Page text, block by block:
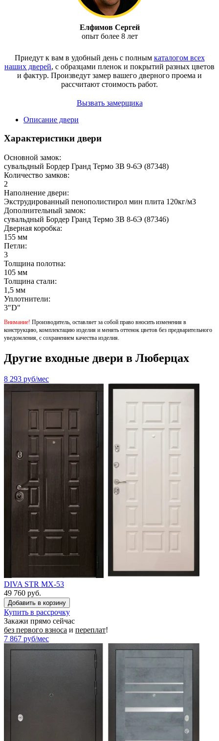
Елфимов Сергей
опыт более 8 лет
Приедут к вам в удобный день с полным каталогом всех
наших дверей, с образцами пленок и покрытий разных цветов
и фактур. Произведут замер вашего дверного проема и
рассчитают стоимость работ.
Вызвать замерщика
Описание двери
Характеристики двери
Основной замок:
сувальдный Бордер Гранд Термо ЗВ 9-6Э (87348)
Количество замков:
2
Наполнение двери:
Экструдированный пенополистирол мин плита 120кг/м3
Дополнительный замок:
сувальдный Бордер Гранд Термо ЗВ 8-6Э (87346)
Дверная коробка:
155 мм
Петли:
3
Толщина полотна:
105 мм
Толщина стали:
1,5 мм
Уплотнители:
3"D"
Внимание! Производитель, оставляет за собой право вносить изменения в
конструкцию, комплектацию изделия и менять оттенок цветов без предварительного
уведомления, с сохранением качества изделия.
Другие входные двери в Люберцах
8 293 руб/мес
DIVA STR МХ-53
49 760 руб.
Купить в рассрочку
Закажи прямо сейчас
без первого взноса и переплат!
7 867 руб/мес